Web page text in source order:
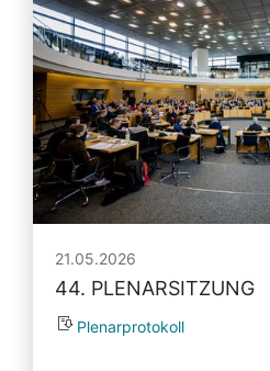
21.05.2026
44. PLENARSITZUNG
Plenarprotokoll